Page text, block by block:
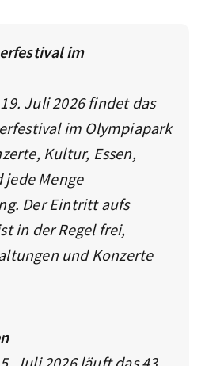
im
Juli 2026 findet das
im Olympiapark
Kultur, Essen,
Menge
Der Eintritt aufs
in der Regel frei,
und Konzerte